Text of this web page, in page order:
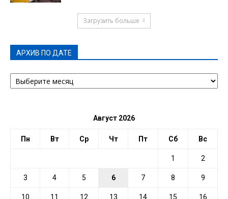
Загрузить больше
АРХИВ ПО ДАТЕ
АРХИВ
ПО
Август 2026
Пн Вт Ср Чт Пт Сб Вс
1 2
3 4 5 6 7 8 9
10 11 12 13 14 15 16